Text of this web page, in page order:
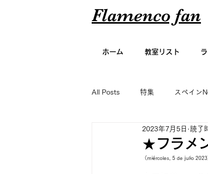
Flamenco fan
ホーム 教室リスト
All Posts 特集 スペイン
アーティスト名鑑 エッ
★フラメ
2023年7月5日 読了
（miércoles, 5 de julio 2023